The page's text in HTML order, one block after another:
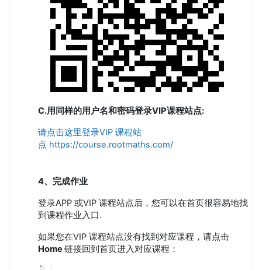
C.用同样的用户名和密码登录VIP课程站点:
请点击这里登录VIP 课程站
点 https://course.rootmaths.com/
4、完成作业
登录APP 或VIP 课程站点后，您可以在首页很容易地找
到课程作业入口.
如果您在VIP 课程站点没有找到对应课程，请点击
Home链接回到首页进入对应课程：